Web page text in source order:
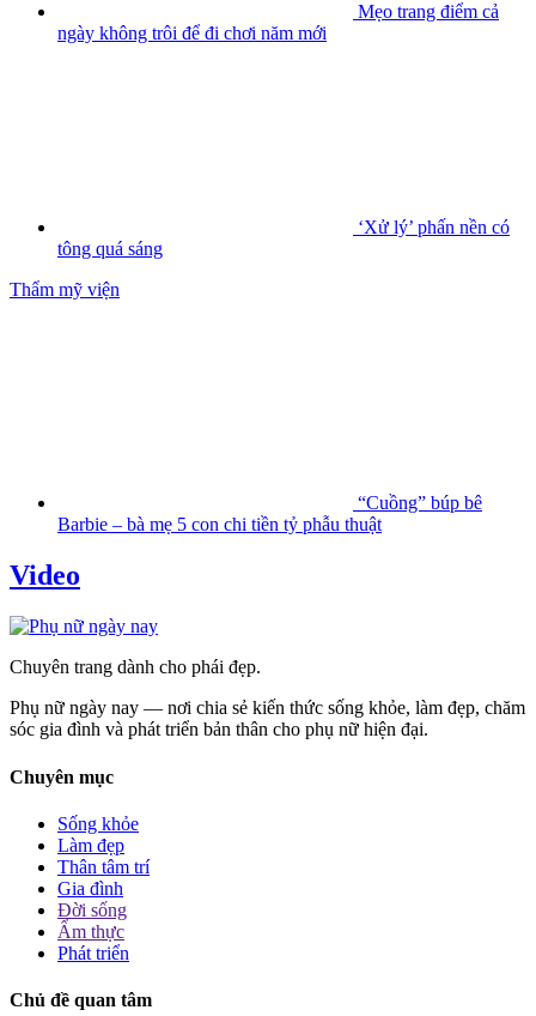
Mẹo trang điểm cả
ngày không trôi để đi chơi năm mới
‘Xử lý’ phấn nền có
tông quá sáng
Thẩm mỹ viện
“Cuồng” búp bê
Barbie – bà mẹ 5 con chi tiền tỷ phẫu thuật
Video
Chuyên trang dành cho phái đẹp.
Phụ nữ ngày nay — nơi chia sẻ kiến thức sống khỏe, làm đẹp, chăm
sóc gia đình và phát triển bản thân cho phụ nữ hiện đại.
Chuyên mục
Sống khỏe
Làm đẹp
Thân tâm trí
Gia đình
Đời sống
Ẩm thực
Phát triển
Chủ đề quan tâm